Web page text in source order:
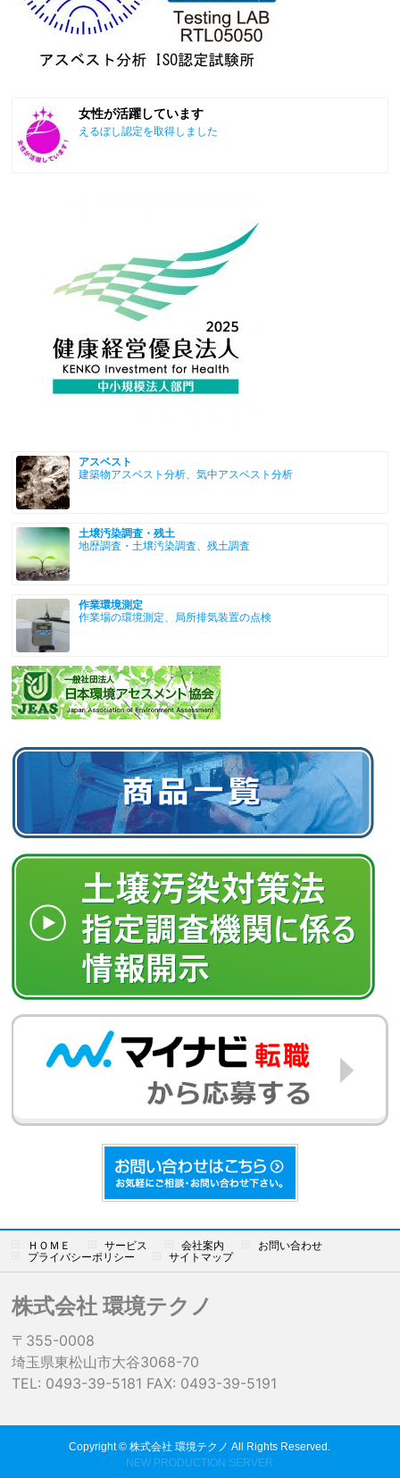
女性が活躍しています
えるぼし認定を取得しました
アスベスト
建築物アスベスト分析、気中アスベスト分析
土壌汚染調査・残土
地歴調査・土壌汚染調査、残土調査
作業環境測定
作業場の環境測定、局所排気装置の点検
ＨＯＭＥ サービス 会社案内
お問い合わせ
プライバシーポリシー
サイトマップ
株式会社 環境テクノ
〒355-0008
埼玉県東松山市大谷3068-70
TEL: 0493-39-5181 FAX: 0493-39-5191
Copyright ©株式会社 環境テクノ All Rights Reserved.
NEW PRODUCTION SERVER